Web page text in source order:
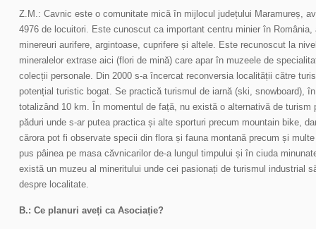
Z.M.: Cavnic este o comunitate mică în mijlocul județului Maramureș,
4976 de locuitori. Este cunoscut ca important centru minier în
minereuri aurifere, argintoase, cuprifere și altele. Este recunoscut la
mineralelor extrase aici (flori de mină) care apar în muzeele de
colecții personale. Din 2000 s-a încercat reconversia localității către
potențial turistic bogat. Se practică turismul de iarnă (ski, snowboard),
totalizând 10 km. În momentul de față, nu există o alternativă de turism
păduri unde s-ar putea practica și alte sporturi precum mountain bike,
cărora pot fi observate specii din flora și fauna montană precum și
pus pâinea pe masa căvnicarilor de-a lungul timpului și în ciuda
există un muzeu al mineritului unde cei pasionați de turismul industrial
despre localitate.
B.: Ce planuri aveți ca Asociație?